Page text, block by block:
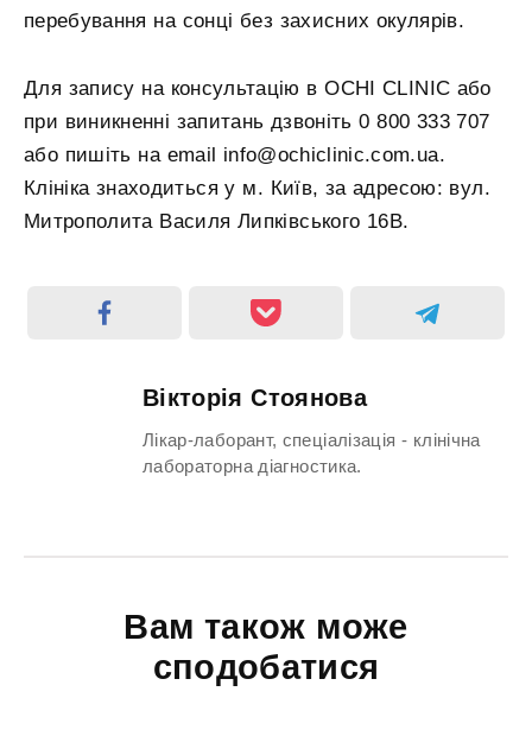
перебування на сонці без захисних окулярів.
Для запису на консультацію в OCHI CLINIC або
при виникненні запитань дзвоніть 0 800 333 707
або пишіть на email info@ochiclinic.com.ua.
Клініка знаходиться у м. Київ, за адресою: вул.
Митрополита Василя Липківського 16В.
Вікторія Стоянова
Лікар-лаборант, спеціалізація - клінічна
лабораторна діагностика.
Вам також може
сподобатися